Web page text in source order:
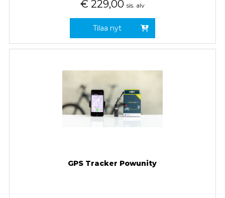
€ 229,00 sis. alv
Tilaa nyt
GPS Tracker Powunity